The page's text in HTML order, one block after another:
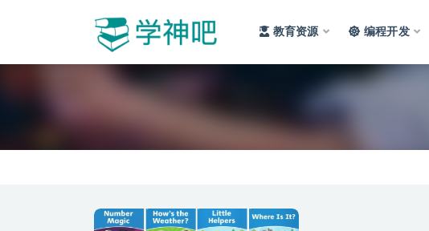
教育资源 编程开发